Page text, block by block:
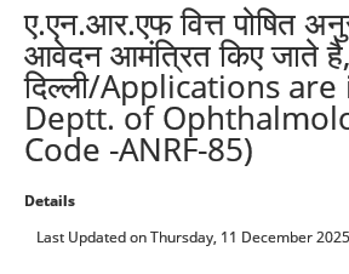
ए.एन.आर.एफ वित्त पोषित
आवेदन आमंत्रित किए जाते है,
दिल्ली/Applications
Deptt. of
Code -ANRF-85)
Details
Last Updated on Thursday, 11 December